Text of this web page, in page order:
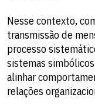
Nesse contexto,
transmissão de
processo
sistemas
alinhar
relações